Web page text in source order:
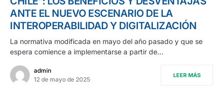
ANTE EL NUEVO ESCENARIO DE LA
INTEROPERABILIDAD Y DIGITALIZACIÓN
La normativa modificada en mayo del año pasado y que se
espera comience a implementarse a partir de…
admin
12 de mayo de 2025
LEER MÁS